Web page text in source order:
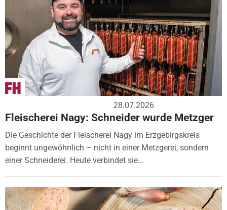
28.07.2026
Fleischerei Nagy: Schneider wurde Metzger
Die Geschichte der Fleischerei Nagy im Erzgebirgskreis
beginnt ungewöhnlich – nicht in einer Metzgerei, sondern
einer Schneiderei. Heute verbindet sie...